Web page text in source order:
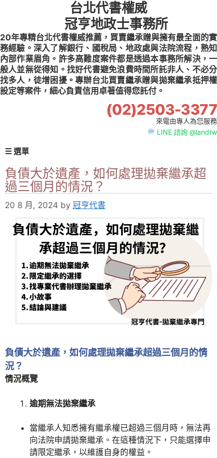
台北代書權威
冠亨地政士事務所
20年專精台北代書權威推薦，買賣繼承贈與擁有最全面的實
務經驗。深入了解銀行、國稅局、地政處與法院流程，熟知
內部作業眉角。許多高難度案件都是透過本事務所解決，一
般人並無從得知。找好代書避免浪費時間所託非人、不必分
找多人，徒增困擾。專辦台北買賣繼承贈與拋棄繼承抵押權
設定等案件，細心負責信用卓著值得您託付。
(02)2503-3377
來電由專人為您服務
LINE 諮詢 @landtw
☰ 選單
負債大於遺產，如何處理拋棄繼承超
過三個月的情況？
20 8 月, 2024 by 冠亨代書
負債大於遺產，如何處理拋棄繼承超過三個月的情
況？
情況概覽
逾期無法拋棄繼承
當繼承人知悉擁有繼承權已超過三個月時，無法再
向法院申請拋棄繼承。在這種情況下，只能選擇申
請限定繼承，以維護自身的權益。